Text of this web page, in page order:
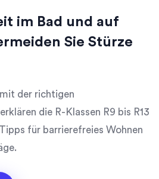
im Bad und auf
Sie Stürze
der richtigen
die R-Klassen R9 bis R13
für barrierefreies Wohnen